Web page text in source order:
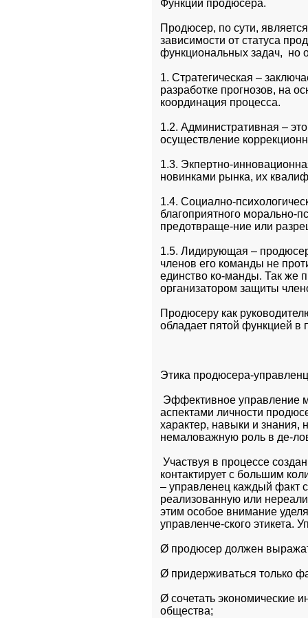
Функции продюсера.
Продюсер, по сути,
зависимости от статуса
функциональных задач,  но
1. Стратегическая –
разработке прогнозов, на
координация процесса.
1.2. Административная –
осуществление
1.3. Экпертно-
новинками рынка, их
1.4. Социално-
благоприятного морально-
предотвраще-ние или
1.5. Лидирующая –
членов его команды не
единство ко-манды. Так же
организатором защиты
Продюсеру как
обладает пятой функцией в
Этика продюсера-
Эффективное управление
аспектами личности
характер, навыки и знания,
немаловажную роль в де-
Участвуя в процессе
контактирует с большим
– управленец каждый факт
реализованную или
этим особое внимание
управленче-ского этикета.
Ø продюсер должен
Ø придерживаться только
Ø сочетать экономические
общества;